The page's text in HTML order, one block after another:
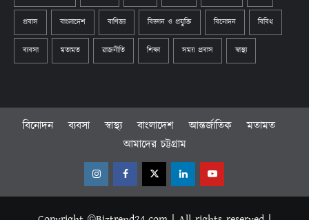
প্রবাস বাংলাদেশ বাণিজ্য বিজ্ঞান ও প্রযুক্তি বিনোদন বিবিধ
ব্যবসা মতামত রাজনীতি শিক্ষা সময় প্রবাস স্বাস্থ্য
বিনোদন ব্যবসা স্বাস্থ্য বাংলাদেশ আন্তর্জাতিক
মতামত
আমাদের চট্টগ্রাম
InstagramFacebookTwitterLinkedinYoutube